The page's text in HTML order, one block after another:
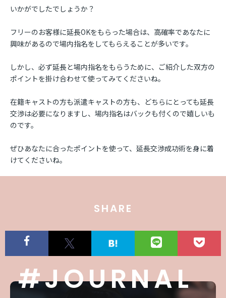
いかがでしたでしょうか？
フリーのお客様に延長OKをもらった場合は、高確率であなたに
興味があるので場内指名をしてもらえることが多いです。
しかし、必ず延長と場内指名をもらうために、ご紹介した双方の
ポイントを掛け合わせて使ってみてくださいね。
在籍キャストの方も派遣キャストの方も、どちらにとっても延長
交渉は必要になりますし、場内指名はバックも付くので嬉しいも
のです。
ぜひあなたに合ったポイントを使って、延長交渉成功術を身に着
けてくださいね。
SHARE
#JOURNAL